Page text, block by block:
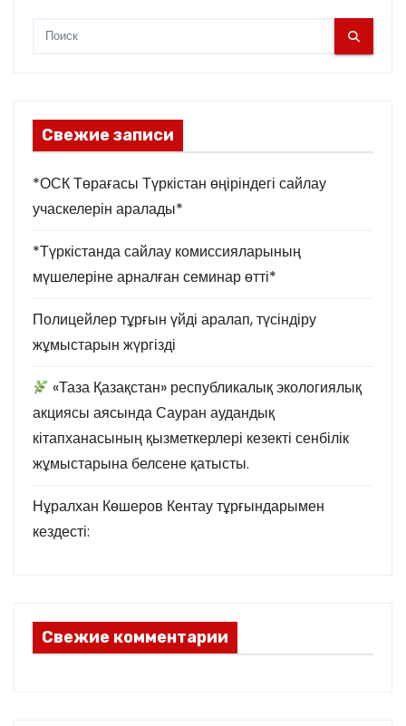
Свежие записи
*ОСК Төрағасы Түркістан өңіріндегі сайлау
учаскелерін аралады*
*Түркістанда сайлау комиссияларының
мүшелеріне арналған семинар өтті*
Полицейлер тұрғын үйді аралап, түсіндіру
жұмыстарын жүргізді
«Таза Қазақстан» республикалық экологиялық
акциясы аясында Сауран аудандық
кітапханасының қызметкерлері кезекті сенбілік
жұмыстарына белсене қатысты.
Нұралхан Көшеров Кентау тұрғындарымен
кездесті:
Свежие комментарии